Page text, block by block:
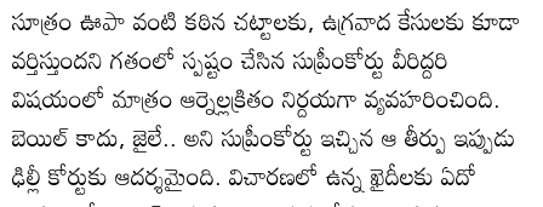
సూత్రం ఊపా వంటి కఠిన చట్టాలకు, ఉగ్రవాద కేసులకు కూడా
వర్తిస్తుందని గతంలో స్పష్టం చేసిన సుప్రీంకోర్టు వీరిద్దరి
విషయంలో మాత్రం ఆర్నెల్లక్రితం నిర్దయగా వ్యవహరించింది.
బెయిల్‌ కాదు, జైలే.. అని సుప్రీంకోర్టు ఇచ్చిన ఆ తీర్పు ఇప్పుడు
ఢిల్లీ కోర్టుకు ఆదర్శమైంది. విచారణలో ఉన్న ఖైదీలకు ఏదో